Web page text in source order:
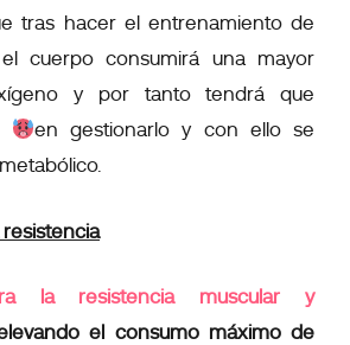
tras hacer el entrenamiento de
cuerpo consumirá una mayor
y por tanto tendrá que
en gestionarlo y con ello se
la resistencia muscular y
el consumo máximo de